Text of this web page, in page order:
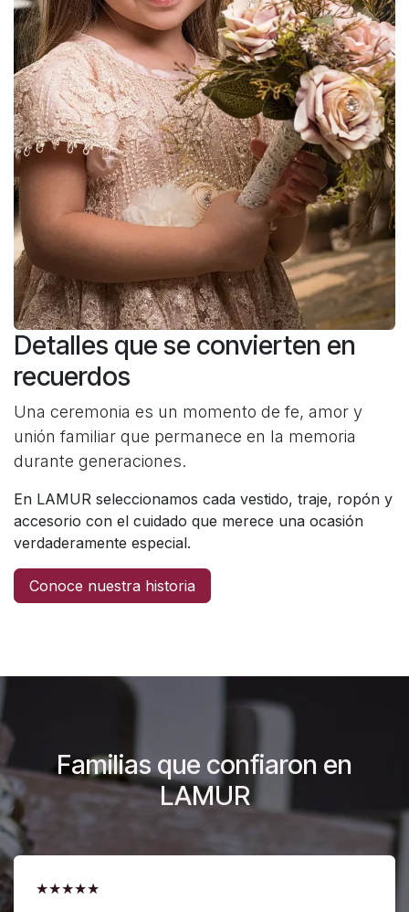
Detalles que se convierten en
recuerdos
Una ceremonia es un momento de fe, amor y
unión familiar que permanece en la memoria
durante generaciones.
En LAMUR seleccionamos cada vestido, traje, ropón y
accesorio con el cuidado que merece una ocasión
verdaderamente especial.
Conoce nuestra historia
Familias que confiaron en
LAMUR
★★★★★